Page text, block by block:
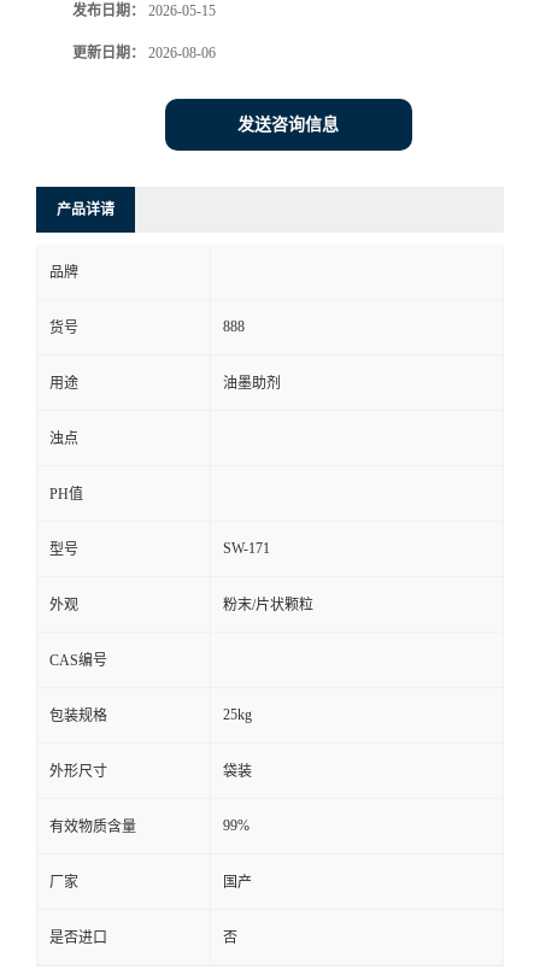
发布日期： 2026-05-15
更新日期： 2026-08-06
发送咨询信息
产品详请
品牌
货号 888
用途 油墨助剂
浊点
PH值
型号 SW-171
外观 粉末/片状颗粒
CAS编号
包装规格 25kg
外形尺寸 袋装
有效物质含量 99%
厂家 国产
是否进口 否